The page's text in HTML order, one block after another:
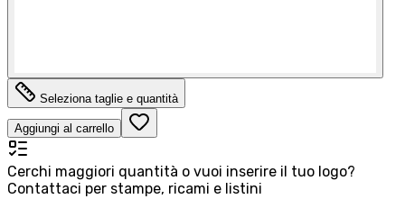
Seleziona taglie e quantità
Aggiungi al carrello
Cerchi maggiori quantità o vuoi inserire il tuo logo?
Contattaci per stampe, ricami e listini